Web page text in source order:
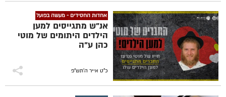
אחדות החסידים - מעשה בפועל
אנ"ש מתגייסים למען
הילדים היתומים של מוטי
כהן ע"ה
כ"ט אייר ה׳תש״פ